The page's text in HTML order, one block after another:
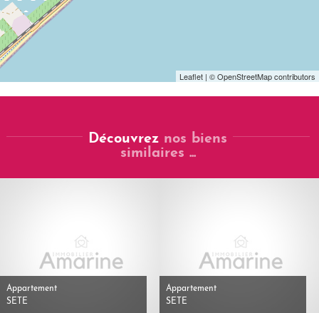
Leaflet | © OpenStreetMap contributors
Découvrez nos biens
similaires ...
Appartement
SETE
Appartement
SETE